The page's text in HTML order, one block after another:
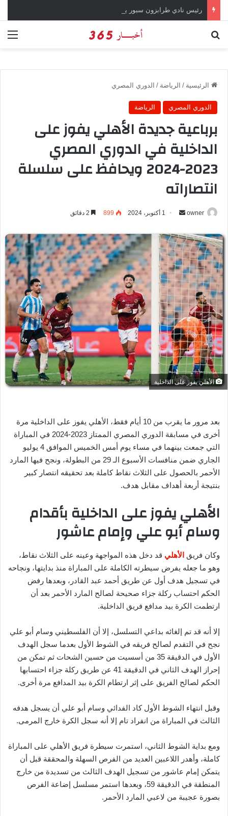
الرئيسية / الرياضة / الدوري المصري
الدوري المصري الرياضة
برباعية جديدة الأهلي يفوز على
الداخلية في الدوري المصري
2023-2024 ويحافظ على سلسلة
انتصاراته
owner
س
ل
ب
ر
ي
د
ا
إ
ل
ك
ت
ر
و
ا
1 أكتوبر، 2024 899
الأهلي يفوز على الداخلية
بعد مرور ما يقرب من 10 أيام فقط، الأهلي يفوز على الداخلية مرة
أخرى في مسابقة الدوري المصري الممتاز 2023-2024 في المباراة
التي جمعت بينهما في مساء يوم أمس الخميس الموافق 4 يوليو
الجاري ضمن منافسات الأسبوع الـ 29 من البطولة، ونجح فيها المارد
الأحمر بالحصول على الثلاث نقاط كاملة بعد تحقيقه انتصار كبير
بنتيجة أربعة أهداف مقابل هدف.
الأهلي يفوز على الداخلية بأقدام
وسام أبو علي وإمام عاشور
وكان فريق الأهلي قد دخل هذه المواجهة وعينه على الثلاث نقاط،
وهو ما جعله يفرض سيطرته الكاملة على المباراة منذ بدايتها، ونجاحه
في تسجيل هدف أول عن طريق أحمد عبد القادر، وبعدها رفض
الحكم احتساب ركلة جزاء صحيحة لصالح المارد الأحمر بعد أن
ارتطمت الكرة بيد مدافع فريق الداخلية.
إلا أنه قد تم إلغائه بداعي التسلسل، إلا أن الفلسطيني وسام أبو علي
نجح في التقدم لصالح فريقه في الشوط الأول بعدما سجل الهدف
الأول في الدقيقة 35 من أسسيت من حسين الشحات ثم تمكن من
إحراز الهدف الثاني في الدقيقة 41 عن طريق ركلة جزاء احتسابها
الحكم لصالح الفريق على إثر ارتطام الكرة بيد المدافع مرة أخرى.
وقبل انتهاء الشوط الأول كاد الفدائي وسام أبو علي أن يسجل هدفه
الثالث في المباراة من انفراد تام إلا أنه سجل الكرة خارج المرمى.
ومع بداية الشوط الثاني، استمرت سيطرة فريق الأهلي على المباراة
كاملة، وأهدر اللاعبين العديد من الفرص السهلة والمحققة قبل أن
يتمكن إمام عاشور من تسجيل الهدف الثالث من تسديدة من خارج
المنطقة في الدقيقة 59، وبعدها استمر مسلسل إضاعة الفرص
بصورة عجيبة من لاعبي المارد الأحمر.